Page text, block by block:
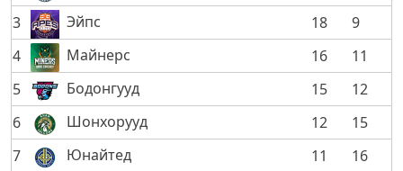
3
Эйпс 18
9
4
Майнерс 16
11
5
Бодонгууд 15
12
6
Шонхорууд 12
15
7
Юнайтед 11
16